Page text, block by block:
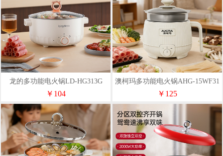
龙的多功能电火锅LD-HG313G
￥104
澳柯玛多功能电火锅AHG-15WF31
￥125